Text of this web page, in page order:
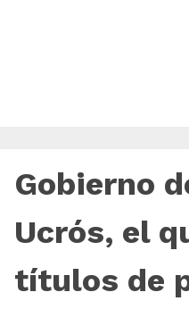
Gobierno
Ucrós, el
títulos de